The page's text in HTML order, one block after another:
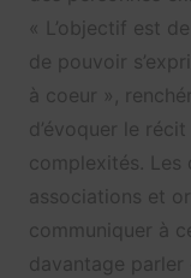
« L’objectif est
de pouvoir
à coeur »,
d’évoquer le
complexités. Les
associations et
communiquer à
davantage parler